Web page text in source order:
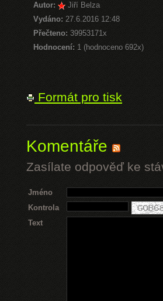
Autor:
Jiří Belza
Vydáno: 27.6.2016 12:48
Přečteno:39953171x
Hodnocení: 1 (hodnoceno 692x)
Formát pro tisk
Komentáře
Zasílate odpověď ke
Jméno
Kontrola
Text